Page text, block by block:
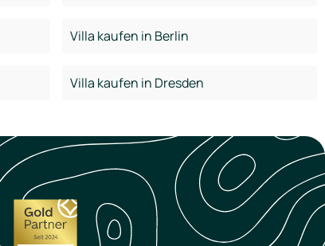
Villa kaufen in Berlin
Villa kaufen in Dresden